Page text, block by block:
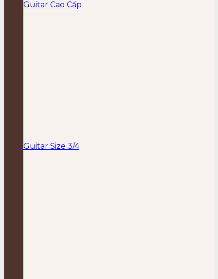
Guitar Cao Cấp
Guitar Size 3/4